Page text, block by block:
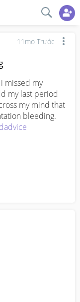
11mo Trước
missed my
my last period
my mind that
bleeding.